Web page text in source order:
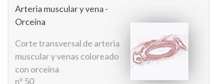
Arteria muscular y vena -
Orceína
Corte transversal de arteria
muscular y venas coloreado
con orceína
nº 50